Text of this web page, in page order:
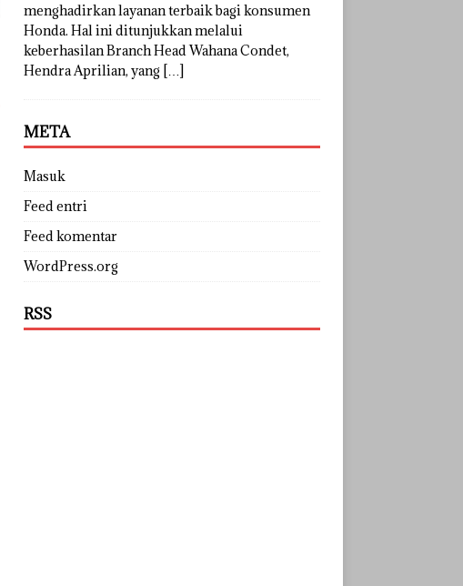
menghadirkan layanan terbaik bagi konsumen
Honda. Hal ini ditunjukkan melalui
keberhasilan Branch Head Wahana Condet,
Hendra Aprilian, yang […]
META
Masuk
Feed entri
Feed komentar
WordPress.org
RSS